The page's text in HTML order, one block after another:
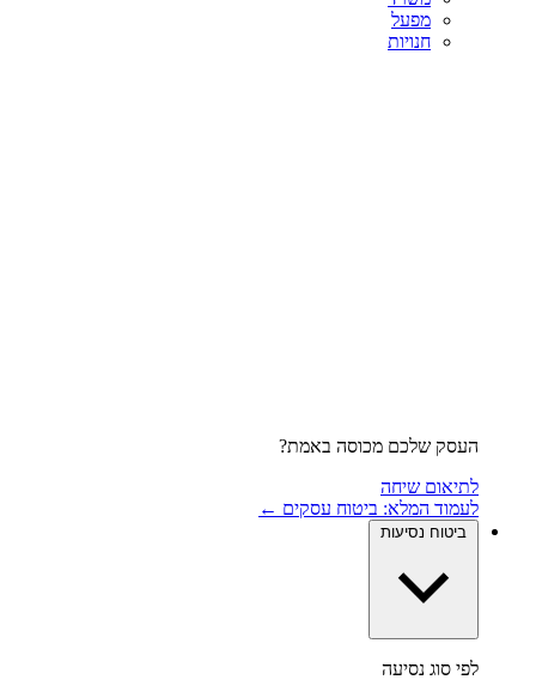
מפעל
חנויות
העסק שלכם מכוסה באמת?
לתיאום שיחה
לעמוד המלא: ביטוח עסקים ←
ביטוח נסיעות
לפי סוג נסיעה